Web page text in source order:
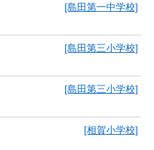
[島田第一中学校]
[島田第三小学校]
[島田第三小学校]
[相賀小学校]